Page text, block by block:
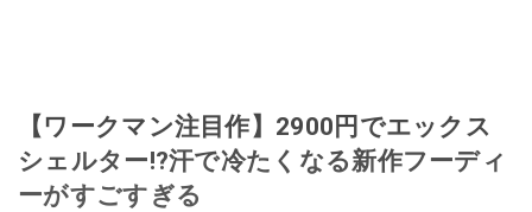
【ワークマン注目作】2900円でエックス
シェルター!?汗で冷たくなる新作フーディ
ーがすごすぎる